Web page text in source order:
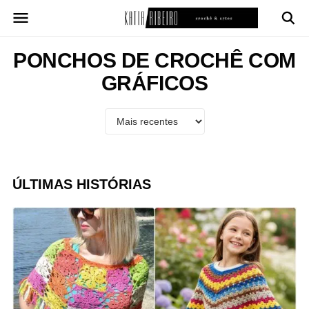
para
conteúdo
PONCHOS DE CROCHÊ COM
GRÁFICOS
ÚLTIMAS HISTÓRIAS